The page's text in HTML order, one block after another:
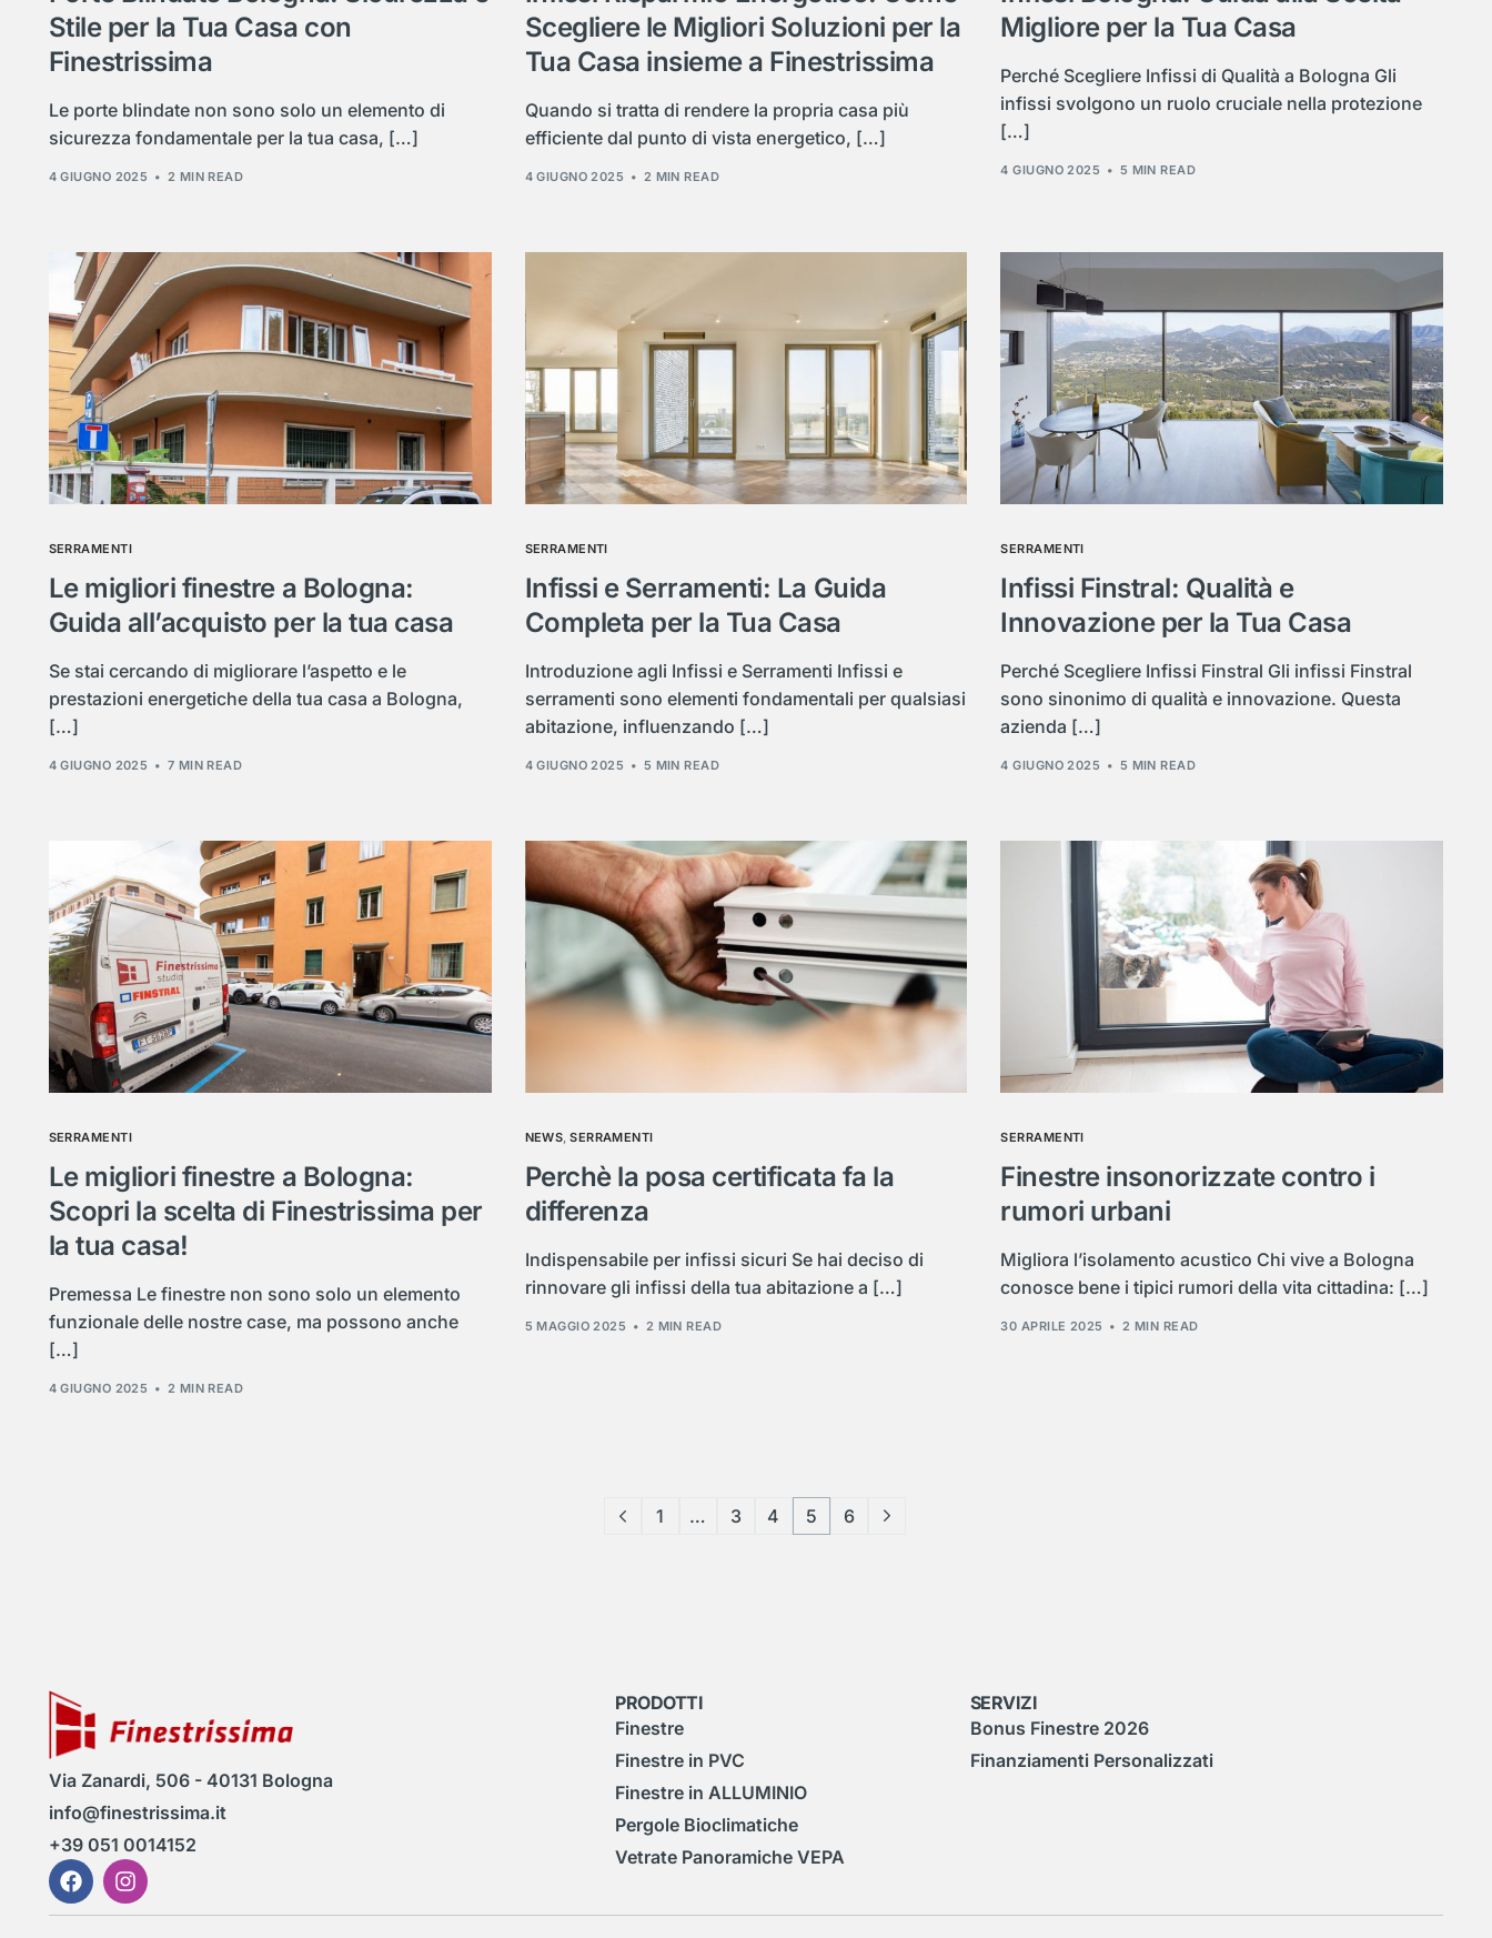
Stile per la Tua Casa con
Finestrissima
Le porte blindate non sono solo un elemento di
sicurezza fondamentale per la tua casa, […]
4 GIUGNO 2025 2 MIN READ
Scegliere le Migliori Soluzioni per la
Tua Casa insieme a Finestrissima
Quando si tratta di rendere la propria casa più
efficiente dal punto di vista energetico, […]
4 GIUGNO 2025 2 MIN READ
Migliore per la Tua Casa
Perché Scegliere Infissi di Qualità a Bologna Gli
infissi svolgono un ruolo cruciale nella protezione
[…]
4 GIUGNO 2025 5 MIN READ
SERRAMENTI
Le migliori finestre a Bologna:
Guida all’acquisto per la tua casa
Se stai cercando di migliorare l’aspetto e le
prestazioni energetiche della tua casa a Bologna,
[…]
4 GIUGNO 2025 7 MIN READ
SERRAMENTI
Infissi e Serramenti: La Guida
Completa per la Tua Casa
Introduzione agli Infissi e Serramenti Infissi e
serramenti sono elementi fondamentali per qualsiasi
abitazione, influenzando […]
4 GIUGNO 2025 5 MIN READ
SERRAMENTI
Infissi Finstral: Qualità e
Innovazione per la Tua Casa
Perché Scegliere Infissi Finstral Gli infissi Finstral
sono sinonimo di qualità e innovazione. Questa
azienda […]
4 GIUGNO 2025 5 MIN READ
SERRAMENTI
Le migliori finestre a Bologna:
Scopri la scelta di Finestrissima per
la tua casa!
Premessa Le finestre non sono solo un elemento
funzionale delle nostre case, ma possono anche
[…]
4 GIUGNO 2025 2 MIN READ
NEWS,SERRAMENTI
Perchè la posa certificata fa la
differenza
Indispensabile per infissi sicuri Se hai deciso di
rinnovare gli infissi della tua abitazione a […]
5 MAGGIO 2025 2 MIN READ
SERRAMENTI
Finestre insonorizzate contro i
rumori urbani
Migliora l’isolamento acustico Chi vive a Bologna
conosce bene i tipici rumori della vita cittadina: […]
30 APRILE 2025 2 MIN READ
1 … 3 4 5 6
Via Zanardi, 506 - 40131 Bologna
info@finestrissima.it
+39 051 0014152
PRODOTTI
Finestre
Finestre in PVC
Finestre in ALLUMINIO
Pergole Bioclimatiche
Vetrate Panoramiche VEPA
SERVIZI
Bonus Finestre 2026
Finanziamenti Personalizzati